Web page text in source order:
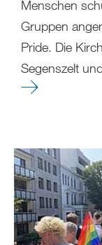
Menschen
Gruppen
Pride. Die
Segenszelt